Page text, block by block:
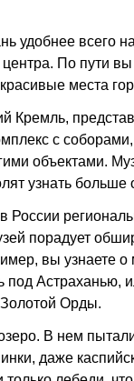
удобнее всего
центра. По пути
места
с
объектами.
узнать больше
порадует
вы узнаете о
под Астраханью,
Орды.
В нем
даже